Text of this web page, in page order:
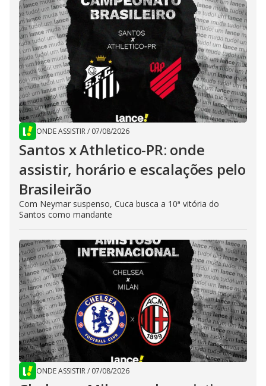
ONDE ASSISTIR/ 07/08/2026
Santos x Athletico-PR: onde
assistir, horário e escalações pelo
Brasileirão
Com Neymar suspenso, Cuca busca a 10ª vitória do
Santos como mandante
ONDE ASSISTIR/ 07/08/2026